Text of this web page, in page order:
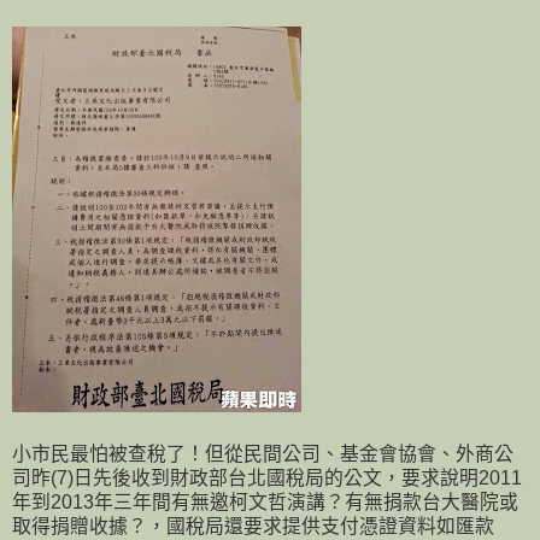
小市民最怕被查稅了！但從民間公司、基金會協會、外商公
司昨(7)日先後收到財政部台北國稅局的公文，要求說明2011
年到2013年三年間有無邀柯文哲演講？有無捐款台大醫院或
取得捐贈收據？，國稅局還要求提供支付憑證資料如匯款